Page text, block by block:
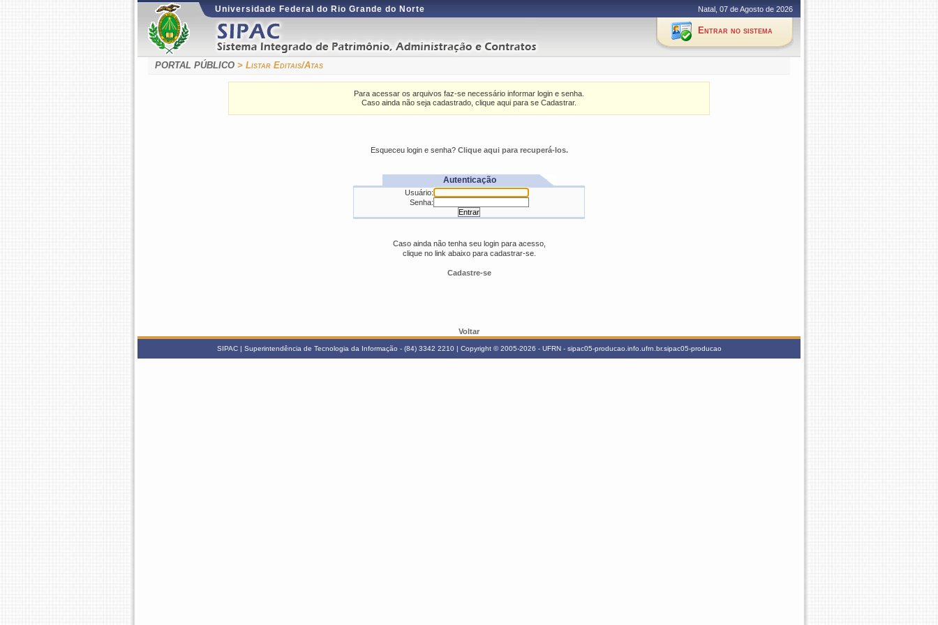
Universidade Federal do Rio Grande do Norte Natal, 07 de Agosto de 2026
Entrar no sistema
PORTAL PÚBLICO > Listar Editais/Atas
Para acessar os arquivos faz-se necessário informar login e senha.
Caso ainda não seja cadastrado, clique aqui para se Cadastrar.
Esqueceu login e senha? Clique aqui para recuperá-los.
Autenticação
Usuário:
Senha:
Caso ainda não tenha seu login para acesso,
clique no link abaixo para cadastrar-se.
Cadastre-se
Voltar
SIPAC | Superintendência de Tecnologia da Informação - (84) 3342 2210 | Copyright © 2005-2026 - UFRN - sipac05-producao.info.ufrn.br.sipac05-producao